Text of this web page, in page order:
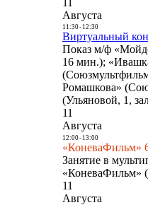
11
Августа
11:30- 12:30
Виртуальный
Показ м/ф
16 мин.);
Ромашкова»
(Ульяновой, 1,
11
Августа
12:00- 13:00
«КоневаФильм»
Занятие в
«КоневаФильм»
11
Августа